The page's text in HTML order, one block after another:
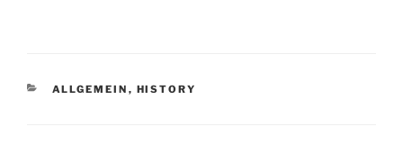
KATEGORIEN
ALLGEMEIN , HISTORY